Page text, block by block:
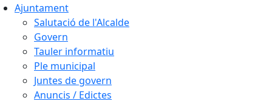
Ajuntament
Salutació de l'Alcalde
Govern
Tauler informatiu
Ple municipal
Juntes de govern
Anuncis / Edictes